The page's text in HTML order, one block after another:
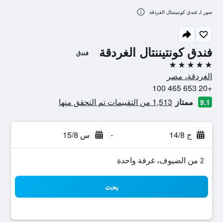
فندق كونتيننتال الغردقة فندق
5 نجوم
الغردقة، مصر
+20 653 465 100
9.1 ممتاز 1,513 من التقييمات تم التحقق منها
ج 14/8 - س 15/8
2 من الضيوف، غرفة واحدة
بحث
صور لـ فندق كونتيننتال الغردقة